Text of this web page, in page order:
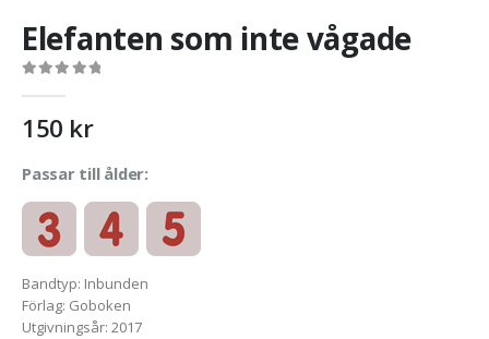
Elefanten som inte vågade
150 kr
Passar till ålder:
Bandtyp: Inbunden
Förlag: Goboken
Utgivningsår: 2017